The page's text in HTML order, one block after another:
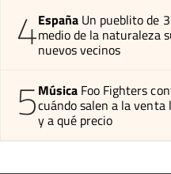
4España Un pueblito de
medio de la naturaleza
nuevos vecinos
5Música Foo Fighters
cuándo salen a la venta
y a qué precio